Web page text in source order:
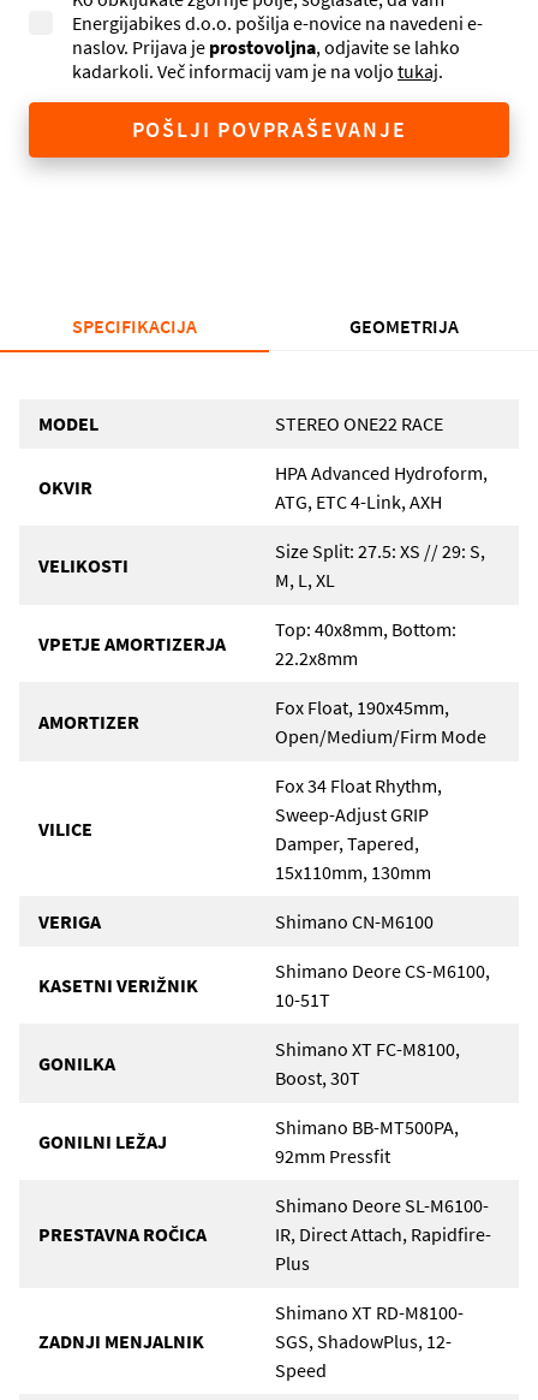
Energijabikes d.o.o. pošilja e-novice na navedeni e-
naslov. Prijava je prostovoljna, odjavite se lahko
kadarkoli. Več informacij vam je na voljo tukaj.
POŠLJI POVPRAŠEVANJE
SPECIFIKACIJA GEOMETRIJA
MODEL STEREO ONE22 RACE
OKVIR
HPA Advanced Hydroform,
ATG, ETC 4-Link, AXH
VELIKOSTI
Size Split: 27.5: XS // 29: S,
M, L, XL
VPETJE AMORTIZERJA
Top: 40x8mm, Bottom:
22.2x8mm
AMORTIZER
Fox Float, 190x45mm,
Open/Medium/Firm Mode
VILICE
Fox 34 Float Rhythm,
Sweep-Adjust GRIP
Damper, Tapered,
15x110mm, 130mm
VERIGA Shimano CN-M6100
KASETNI VERIŽNIK
Shimano Deore CS-M6100,
10-51T
GONILKA
Shimano XT FC-M8100,
Boost, 30T
GONILNI LEŽAJ
Shimano BB-MT500PA,
92mm Pressfit
PRESTAVNA ROČICA
Shimano Deore SL-M6100-
IR, Direct Attach, Rapidfire-
Plus
ZADNJI MENJALNIK
Shimano XT RD-M8100-
SGS, ShadowPlus, 12-
Speed